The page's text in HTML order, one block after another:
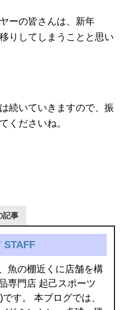
ーの皆さんは、新年
りしてしまうことと思い
続いていきますので、振
くださいね。
記事
STAFF
魚の棚近くに店舗を構
専門店 起己スポーツ
す。 本ブログでは、